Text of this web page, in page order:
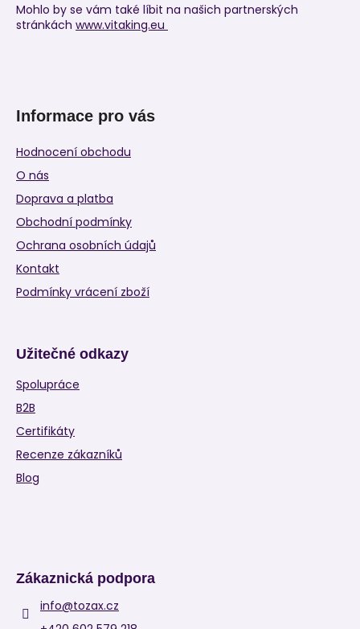
Mohlo by se vám také líbit na našich partnerských
stránkách www.vitaking.eu
Informace pro vás
Hodnocení obchodu
O nás
Doprava a platba
Obchodní podmínky
Ochrana osobních údajů
Kontakt
Podmínky vrácení zboží
Užitečné odkazy
Spolupráce
B2B
Certifikáty
Recenze zákazníků
Blog
Zákaznická podpora
info@tozax.cz